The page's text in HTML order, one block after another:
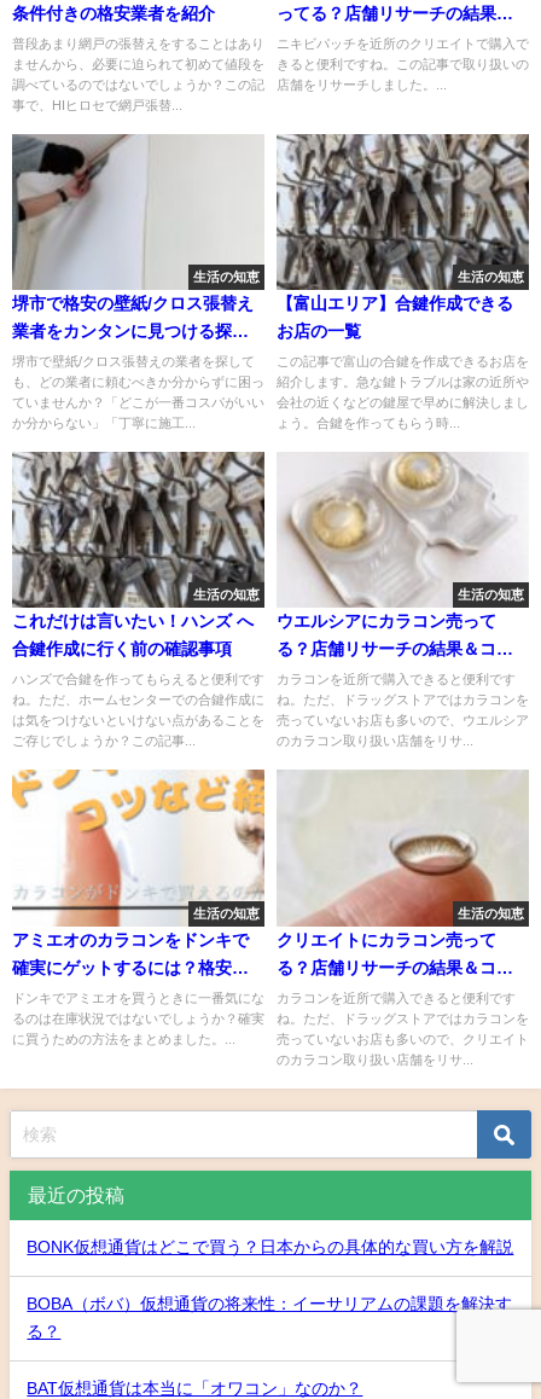
条件付きの格安業者を紹介
普段あまり網戸の張替えをすることはあり
ませんから、必要に迫られて初めて値段を
調べているのではないでしょうか？この記
事で、HIヒロセで網戸張替...
ってる？店舗リサーチの結果を
シェア
ニキビパッチを近所のクリエイトで購入で
きると便利ですね。この記事で取り扱いの
店舗をリサーチしました。...
生活の知恵
堺市で格安の壁紙/クロス張替え
業者をカンタンに見つける探し
方
堺市で壁紙/クロス張替えの業者を探して
も、どの業者に頼むべきか分からずに困っ
ていませんか？「どこが一番コスパがいい
か分からない」「丁寧に施工...
生活の知恵
【富山エリア】合鍵作成できる
お店の一覧
この記事で富山の合鍵を作成できるお店を
紹介します。急な鍵トラブルは家の近所や
会社の近くなどの鍵屋で早めに解決しまし
ょう。合鍵を作ってもらう時...
生活の知恵
これだけは言いたい！ハンズ へ
合鍵作成に行く前の確認事項
ハンズで合鍵を作ってもらえると便利です
ね。ただ、ホームセンターでの合鍵作成に
は気をつけないといけない点があることを
ご存じでしょうか？この記事...
生活の知恵
ウエルシアにカラコン売って
る？店舗リサーチの結果＆コン
タクトをお得に買うコツをシェ
ア
カラコンを近所で購入できると便利です
ね。ただ、ドラッグストアではカラコンを
売っていないお店も多いので、ウエルシア
のカラコン取り扱い店舗をリサ...
生活の知恵
アミエオのカラコンをドンキで
確実にゲットするには？格安で
買う方法もシェアします！
ドンキでアミエオを買うときに一番気にな
るのは在庫状況ではないでしょうか？確実
に買うための方法をまとめました。...
生活の知恵
クリエイトにカラコン売って
る？店舗リサーチの結果＆コン
タクトをお得に買うコツをシェ
ア
カラコンを近所で購入できると便利です
ね。ただ、ドラッグストアではカラコンを
売っていないお店も多いので、クリエイト
のカラコン取り扱い店舗をリサ...
最近の投稿
BONK仮想通貨はどこで買う？日本からの具体的な買い方を解説
BOBA（ボバ）仮想通貨の将来性：イーサリアムの課題を解決す
る？
BAT仮想通貨は本当に「オワコン」なのか？